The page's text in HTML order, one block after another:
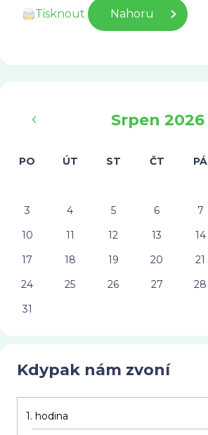
Tisknout Nahoru
Srpen 2026
PO ÚT ST ČT PÁ
3
4 5 6 7
10
11 12 13 14
17
18 19 20 21
24
25 26 27 28
31
Kdypak nám zvoní
1. hodina